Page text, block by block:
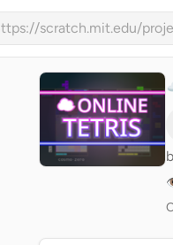
scratch.mit.edu/